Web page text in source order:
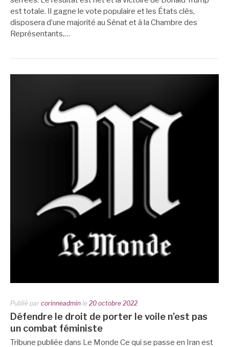
est totale. Il gagne le vote populaire et les États clés,
disposera d’une majorité au Sénat et à la Chambre des
Représentants,…
Publié par corinneadmin le 20 octobre 2022
Défendre le droit de porter le voile n’est pas
un combat féministe
Tribune publiée dans Le Monde Ce qui se passe en Iran est